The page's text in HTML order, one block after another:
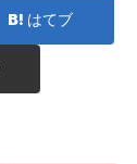
はてブ